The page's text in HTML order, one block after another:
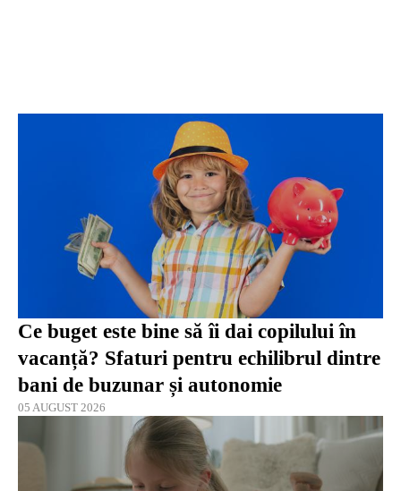
Ce buget este bine să îi dai copilului în
vacanță? Sfaturi pentru echilibrul dintre
bani de buzunar și autonomie
05 AUGUST 2026